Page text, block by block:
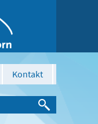
Kontakt